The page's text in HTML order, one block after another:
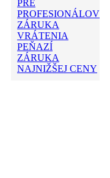
PRE
PROFESIONÁLOV
ZÁRUKA
VRÁTENIA
PEŇAZÍ
ZÁRUKA
NAJNIŽŠEJ CENY